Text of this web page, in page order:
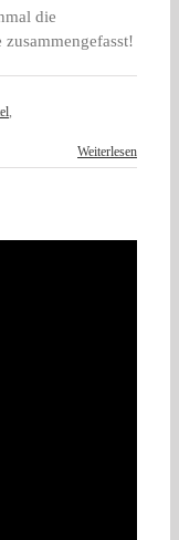
die
,
Weiterlesen